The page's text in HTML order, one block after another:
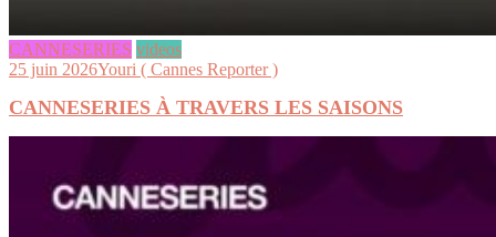
CANNESERIES videos
25 juin 2026Youri ( Cannes Reporter )
CANNESERIES À TRAVERS LES SAISONS